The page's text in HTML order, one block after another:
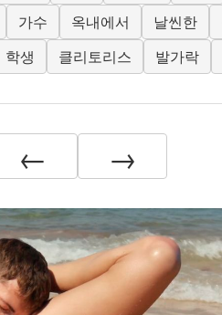
가수 옥내에서 날씬한
학생 클리토리스 발가락
← →